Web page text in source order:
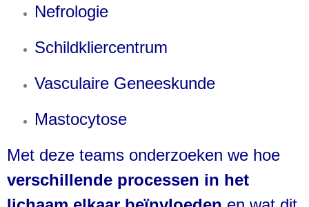
Nefrologie
Schildkliercentrum
Vasculaire Geneeskunde
Mastocytose
verschillende processen in het